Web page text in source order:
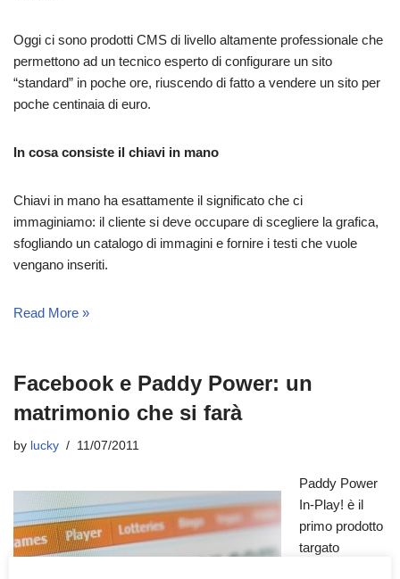
Oggi ci sono prodotti CMS di livello altamente professionale che
permettono ad un tecnico esperto di configurare un sito
“standard” in poche ore, riuscendo di fatto a vendere un sito per
poche centinaia di euro.
In cosa consiste il chiavi in mano
Chiavi in mano ha esattamente il significato che ci
immaginiamo: il cliente si deve occupare di scegliere la grafica,
sfogliando un catalogo di immagini e fornire i testi che vuole
vengano inseriti.
Read More »
Facebook e Paddy Power: un
matrimonio che si farà
by lucky 11/07/2011
Paddy Power
In-Play! è il
primo prodotto
targato